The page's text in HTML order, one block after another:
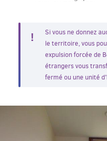
Si vous ne donnez
le territoire, vous
expulsion forcée de
étrangers vous
fermé ou une unité